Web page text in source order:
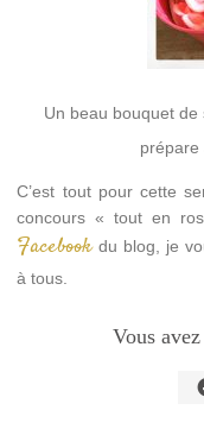
Un beau bouquet
C’est tout pour cette
concours « tout en
Facebookdu blog, je
à tous.
Vous